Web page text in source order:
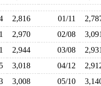
2,816 01/11
2,970 02/08
2,944 03/08
3,018 04/12
3,008 05/10